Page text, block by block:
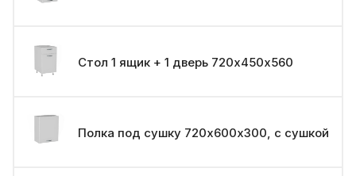
Стол 1 ящик + 1 дверь 720х450х560
Полка под сушку 720х600х300, с сушкой